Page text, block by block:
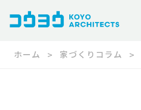
ホーム 家づくりコラム